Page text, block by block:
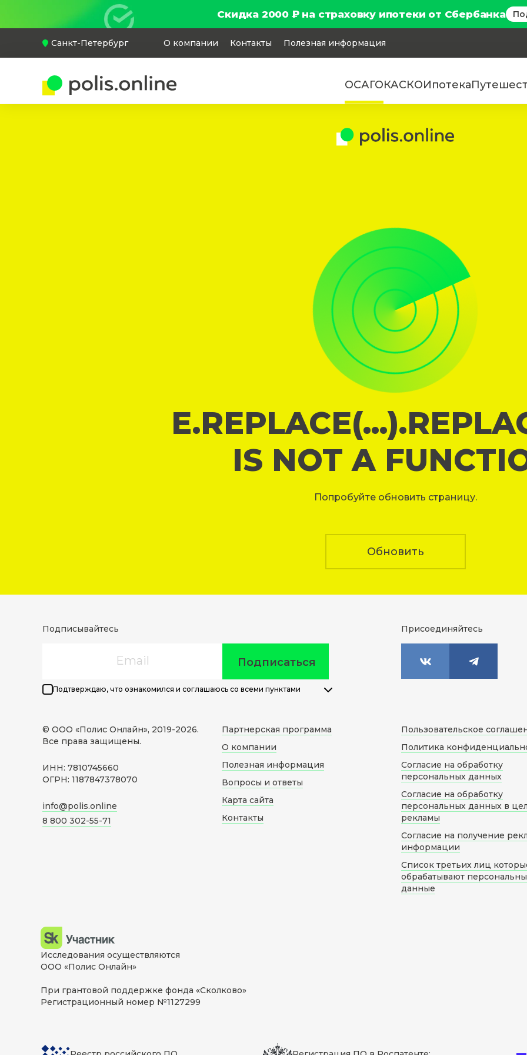
Скидка 2000 ₽ на страховку ипотеки от Сбербанка
Санкт-Петербург О компании Контакты Полезная информация
ОСАГОКАСКОИпотека
IS NOT A
Попробуйте обновить страницу.
Обновить
Подписывайтесь
Подписаться
Подтверждаю, что ознакомился и соглашаюсь со всеми пунктами
Присоединяйтесь
© ООО «Полис Онлайн», 2019-2026.
Все права защищены.
ИНН: 7810745660
ОГРН: 1187847378070
info@polis.online
8 800 302-55-71
Партнерская программа
О компании
Полезная информация
Вопросы и ответы
Карта сайта
Контакты
Пользовательское
Политика
Согласие на обработку
персональных данных
Согласие на обработку
персональных данных в
рекламы
Согласие на получение
информации
Список третьих лиц
обрабатывают
данные
Исследования осуществляются
ООО «Полис Онлайн»
При грантовой поддержке фонда «Сколково»
Регистрационный номер №1127299